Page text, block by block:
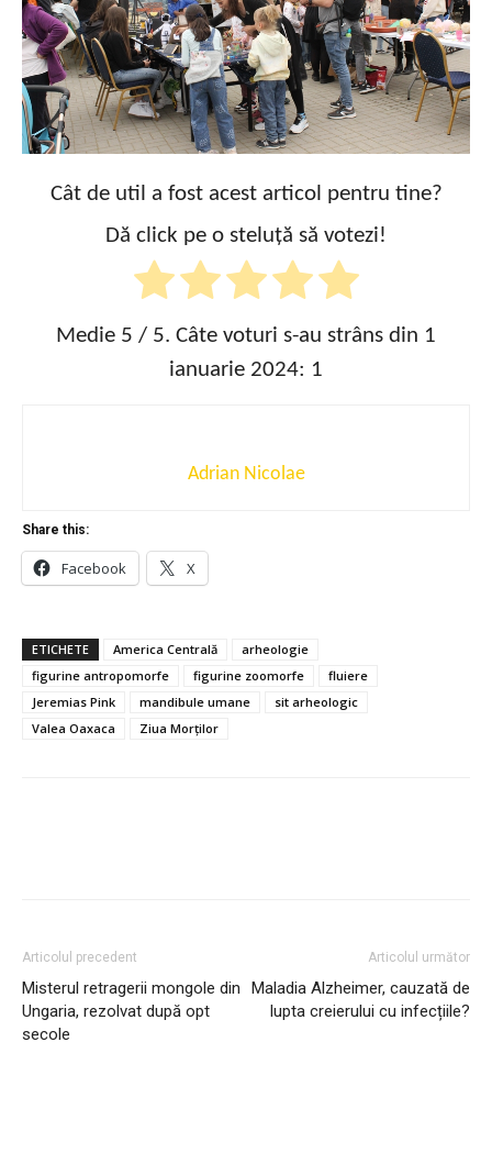
Cât de util a fost acest articol pentru tine?
Dă click pe o steluță să votezi!
Medie 5 / 5. Câte voturi s-au strâns din 1
ianuarie 2024: 1
Adrian Nicolae
Share this:
Facebook X
ETICHETE America Centrală
arheologie
figurine antropomorfe
figurine zoomorfe
fluiere
Jeremias Pink
mandibule umane
sit arheologic
Valea Oaxaca
Ziua Morților
Articolul precedent
Misterul retragerii mongole din
Ungaria, rezolvat după opt
secole
Articolul următor
Maladia Alzheimer, cauzată de
lupta creierului cu infecțiile?